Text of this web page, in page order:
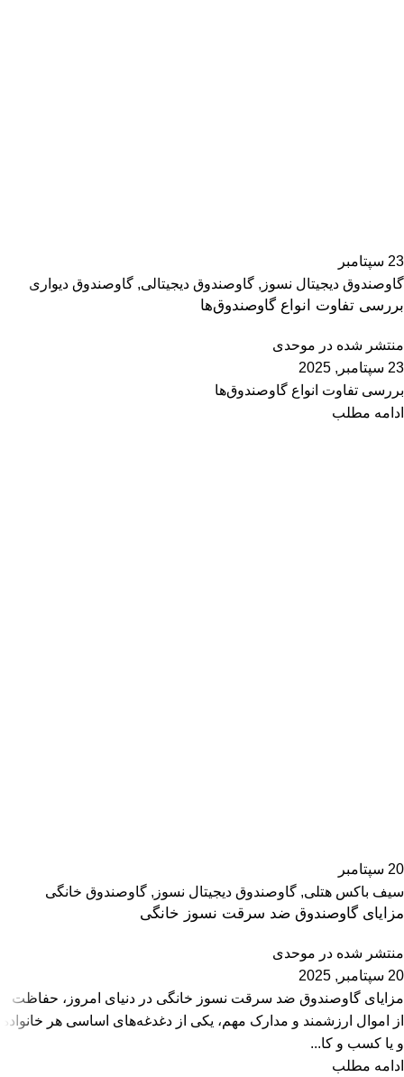
23 سپتامبر
گاوصندوق دیجیتال نسوز , گاوصندوق دیجیتالی, گاوصندوق دیواری
بررسی تفاوت انواع گاوصندوق‌ها
منتشر شده در موحدی
23 سپتامبر, 2025
بررسی تفاوت انواع گاوصندوق‌ها
ادامه مطلب
20 سپتامبر
سیف باکس هتلی, گاوصندوق دیجیتال نسوز , گاوصندوق خانگی
مزایای گاوصندوق ضد سرقت نسوز خانگی
منتشر شده در موحدی
20 سپتامبر, 2025
مزایای گاوصندوق ضد سرقت نسوز خانگی در دنیای امروز، حفاظت
از اموال ارزشمند و مدارک مهم، یکی از دغدغه‌های اساسی هر خانواده
و یا کسب و کا...
ادامه مطلب